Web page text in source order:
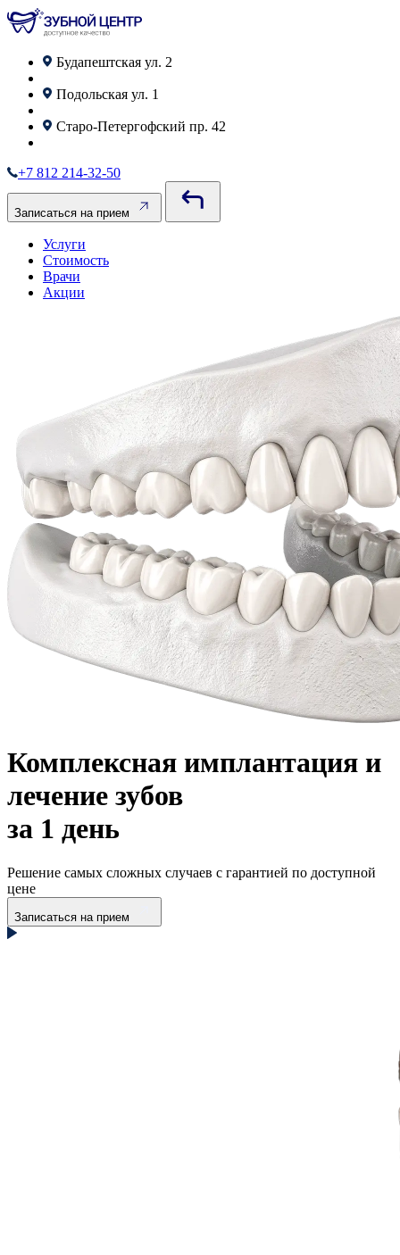
Будапештская ул. 2
Подольская ул. 1
Старо‑Петергофский пр. 42
+7 812 214-32-50
Записаться на прием
Услуги
Стоимость
Врачи
Акции
Комплексная имплантация и
лечение зубов
за 1 день
Решение самых сложных случаев с гарантией по доступной
цене
Записаться на прием